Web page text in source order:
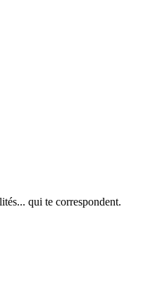
qui te correspondent.